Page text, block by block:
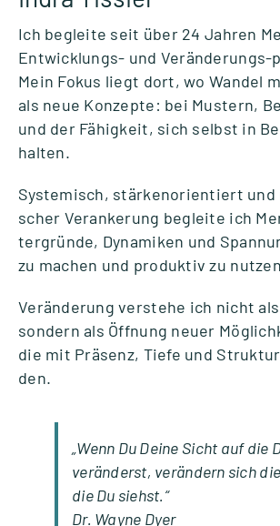
Ich begleite seit über 24 Jah­ren
Ent­­wick­­lungs- und Ver­­än­­de­rungs-
Mein Fokus liegt dort, wo Wan­del
als neue Kon­zepte: bei Mus­tern,
und der Fähig­keit, sich selbst in
hal­ten.
Sys­te­misch, stär­ken­ori­en­tiert
scher Ver­an­ke­rung begleite ich
ter­gründe, Dyna­mi­ken und
zu machen und pro­duk­tiv zu
Ver­än­de­rung ver­stehe ich nicht
son­dern als Öff­nung neuer
die mit Prä­senz, Tiefe und
den.
„Wenn Du Deine Sicht auf die
ver­än­derst, ver­än­dern sich
die Du siehst.“
Dr. Wayne Dyer